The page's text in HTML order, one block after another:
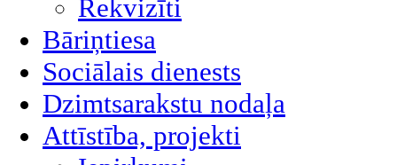
Rekvizīti
Bāriņtiesa
Sociālais dienests
Dzimtsarakstu nodaļa
Attīstība, projekti